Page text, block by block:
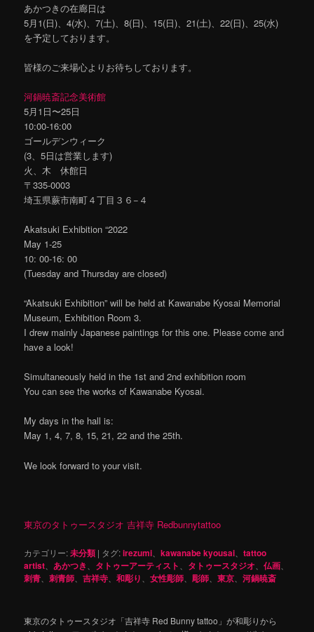
あかつきの在廊日は
5月1(日)、4(水)、7(土)、8(日)、15(日)、21(土)、22(日)、25(水)
を予定しております。
皆様のご来場心よりお待ちしております。
河鍋暁斎記念美術館
5月1日〜25日
10:00-16:00
ゴールデンウィーク
(3、5日は営業します)
火、木 休館日
〒335-0003
埼玉県蕨市南町４丁目３６−４
Akatsuki Exhibition “2022
May 1-25
10: 00-16: 00
(Tuesday and Thursday are closed)
“Akatsuki Exhibition” will be held at Kawanabe Kyosai Memorial
Museum, Exhibition Room 3.
I drew mainly Japanese paintings for this one. Please come and
have a look!
Simultaneously held in the 1st and 2nd exhibition room
You can see the works of Kawanabe Kyosai.
My days in the hall is:
May 1, 4, 7, 8, 15, 21, 22 and the 25th.
We look forward to your visit.
東京のタトゥースタジオ 吉祥寺 Redbunnytattoo
カテゴリー:未分類 | タグ:irezumi 、kawanabe kyousai 、tattoo
artist
あかつき タトゥーアーティスト タトゥースタジオ 、仏画
刺青 、刺青師 、吉祥寺 、和彫り 、女性彫師 、彫師 、東京 、河鍋暁斎
東京のタトゥースタジオ「吉祥寺 Red Bunny tattoo」が和彫りから